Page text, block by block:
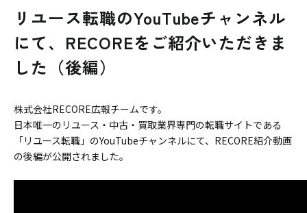
お知らせ
働く人
リユース転職のYouTubeチャンネル
にて、RECOREをご紹介いただきま
した（後編）
株式会社RECORE広報チームです。
日本唯一のリユース・中古・買取業界専門の転職サイトである
「リユース転職」のYouTubeチャンネルにて、RECORE紹介動画
の後編が公開されました。